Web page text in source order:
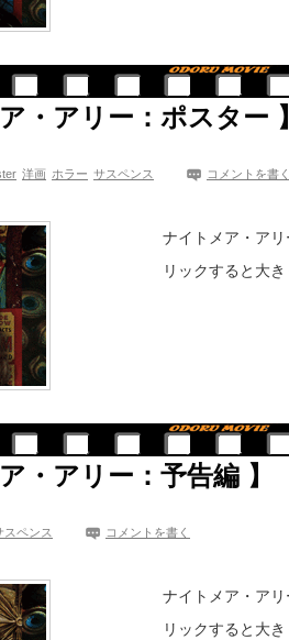
・アリー：ポスター 】
洋画 ホラー サスペンス コメントを書く
ナイトメア・ア
リックすると大
・アリー：予告編 】
スペンス コメントを書く
ナイトメア・ア
リックすると大